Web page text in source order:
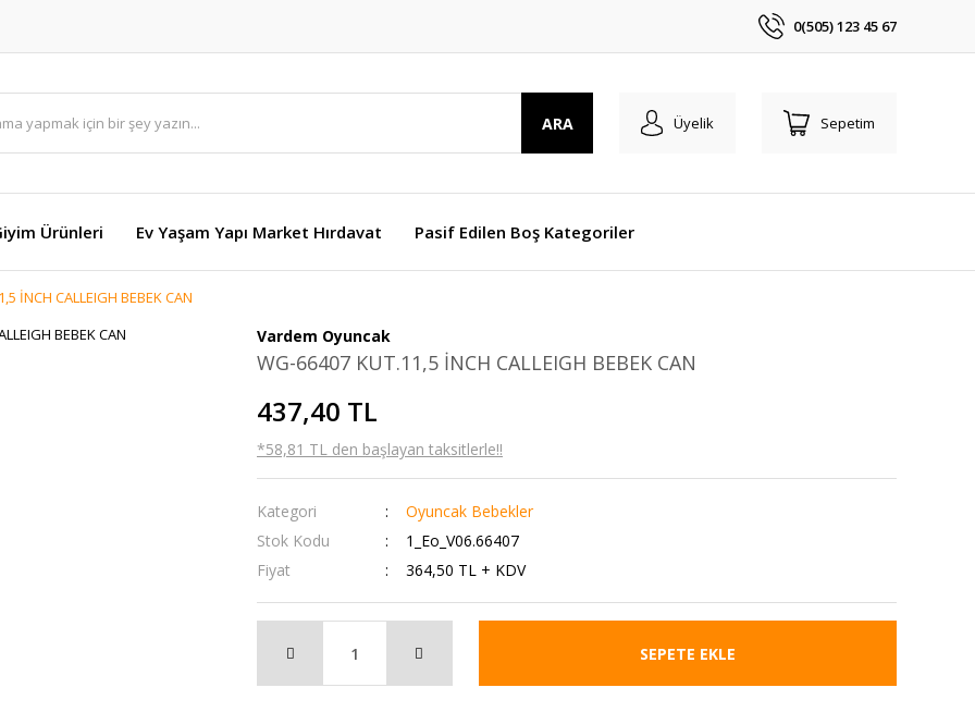
0(505) 123 45 67
ARA Üyelik Sepetim
Ürünleri Ev Yaşam Yapı Market Hırdavat Pasif Edilen Boş Kategoriler
İNCH CALLEIGH BEBEK CAN
Vardem Oyuncak
WG-66407 KUT.11,5 İNCH CALLEIGH BEBEK CAN
437,40 TL
*58,81 TL den başlayan taksitlerle!!
Kategori
Oyuncak Bebekler
Stok Kodu
1_Eo_V06.66407
Fiyat
364,50 TL + KDV
SEPETE EKLE